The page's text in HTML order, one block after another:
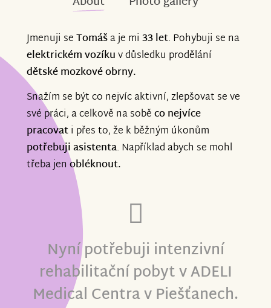
Jmenuji seTomáša je mi 33 let. Pohybuji se na
elektrickém vozíkuv důsledku prodělání
dětské mozkové obrny.
Snažím se být co nejvíc aktivní, zlepšovat se ve
své práci, a celkově na soběco nejvíce
pracovati přes to, že k běžným úkonům
potřebuji asistenta. Například abych se mohl
třeba jen obléknout.
Nyní potřebuji intenzivní
rehabilitační pobyt v ADELI
Medical Centra v Piešťanech.